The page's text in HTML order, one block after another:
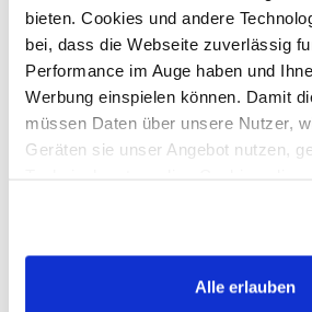
bieten. Cookies und andere
bei, dass die Webseite zuverlässig
Performance im Auge haben und
Werbung einspielen können. Damit
müssen Daten über unsere Nutzer,
Geräten sie unser Angebot nutzen,
werden, werden bei der Nutzung der
Fall gesetzt. Cookies von
Trackingzwecke werden nur dann
Alle erlauben
Schneller DHL Versand: in 1–3
Kostenfreie Rücksendung
Kostenlose Filiallieferung in Ihre
Wohndecke 140x200cm